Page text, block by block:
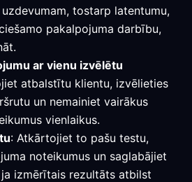
tostarp latentumu,
pakalpojuma darbību,
ar vienu izvēlētu
atbalstītu klientu, izvēlieties
un nemainiet vairākus
vienlaikus.
: Atkārtojiet to pašu testu,
noteikumus un saglabājiet
izmērītais rezultāts atbilst